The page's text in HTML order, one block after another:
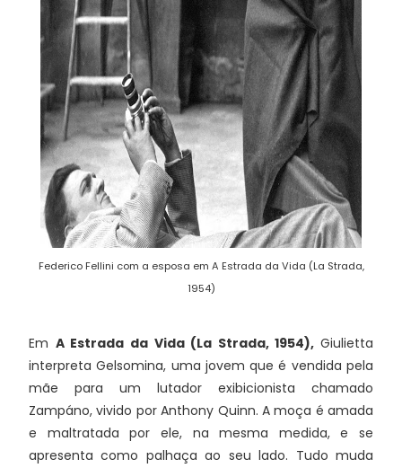
Federico Fellini com a esposa em A Estrada da Vida (La Strada,
1954)
Em A Estrada da Vida (La Strada, 1954), Giulietta
interpreta Gelsomina, uma jovem que é vendida pela
mãe para um lutador exibicionista chamado
Zampáno, vivido por Anthony Quinn. A moça é amada
e maltratada por ele, na mesma medida, e se
apresenta como palhaça ao seu lado. Tudo muda